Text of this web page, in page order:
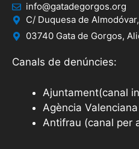
info@gatadegorgos.org
C/ Duquesa de
03740 Gata de Gorgos,
Canals de denúncies:
Ajuntament(canal
Agència
Antifrau (canal per